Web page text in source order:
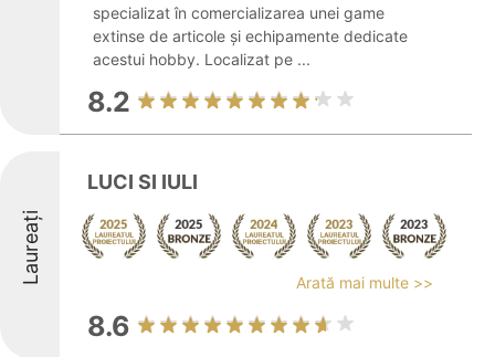
specializat în comercializarea unei game
extinse de articole și echipamente dedicate
acestui hobby. Localizat pe ...
8.2
Laureați
LUCI SI IULI
Arată mai multe >>
8.6